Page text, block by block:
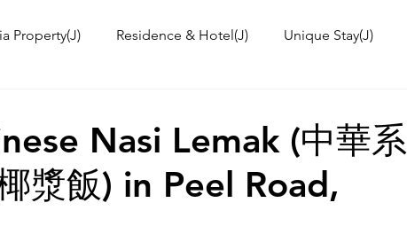
Property(J) Residence & Hotel(J) Unique Stay(J)
Event Information & News International School(J)
Nasi Lemak (中華系
漿飯) in Peel Road,